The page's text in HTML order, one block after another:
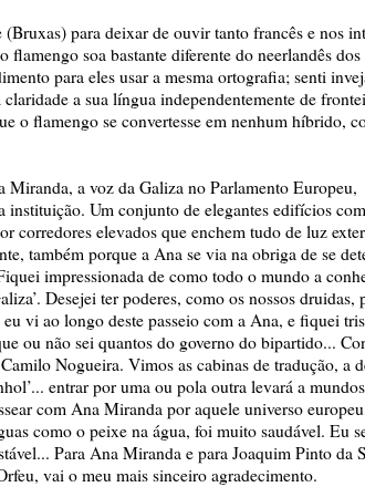
para deixar de ouvir tanto francês e nos
flamengo soa bastante diferente do neerlandês dos
para eles usar a mesma ortografia; senti
a sua língua independentemente de
o flamengo se convertesse em nenhum híbrido,
Miranda, a voz da Galiza no Parlamento Europeu,
instituição. Um conjunto de elegantes edifícios
corredores elevados que enchem tudo de luz
também porque a Ana se via na obriga de se
impressionada de como todo o mundo a
Desejei ter poderes, como os nossos druidas,
vi ao longo deste passeio com a Ana, e fiquei
ou não sei quantos do governo do bipartido...
Nogueira. Vimos as cabinas de tradução, a
entrar por uma ou pola outra levará a
com Ana Miranda por aquele universo
como o peixe na água, foi muito saudável. Eu
Para Ana Miranda e para Joaquim Pinto da
vai o meu mais sinceiro agradecimento.